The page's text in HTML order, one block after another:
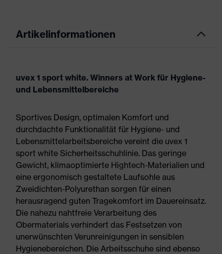
Artikelinformationen
uvex 1 sport white. Winners at Work für Hygiene-
und Lebensmittelbereiche
Sportives Design, optimalen Komfort und
durchdachte Funktionalität für Hygiene- und
Lebensmittelarbeitsbereiche vereint die uvex 1
sport white Sicherheitsschuhlinie. Das geringe
Gewicht, klimaoptimierte Hightech-Materialien und
eine ergonomisch gestaltete Laufsohle aus
Zweidichten-Polyurethan sorgen für einen
herausragend guten Tragekomfort im Dauereinsatz.
Die nahezu nahtfreie Verarbeitung des
Obermaterials verhindert das Festsetzen von
unerwünschten Verunreinigungen in sensiblen
Hygienebereichen. Die Arbeitsschuhe sind ebenso